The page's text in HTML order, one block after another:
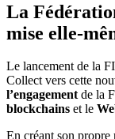
La
mise elle-
Le lancement de la
Collect vers cette
l’engagementde la
blockchains et le
En créant son propre